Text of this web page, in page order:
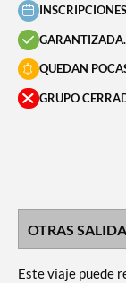
QUEDAN
GRUPO
OTRAS
Este viaje puede